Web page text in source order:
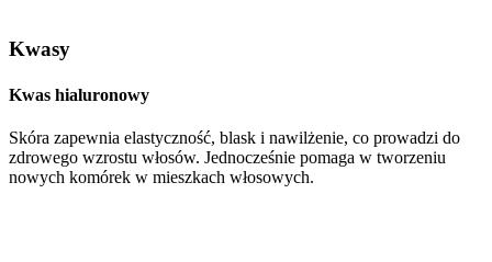
Kwasy
Kwas hialuronowy
Skóra zapewnia elastyczność, blask i nawilżenie, co prowadzi do
zdrowego wzrostu włosów. Jednocześnie pomaga w tworzeniu
nowych komórek w mieszkach włosowych.